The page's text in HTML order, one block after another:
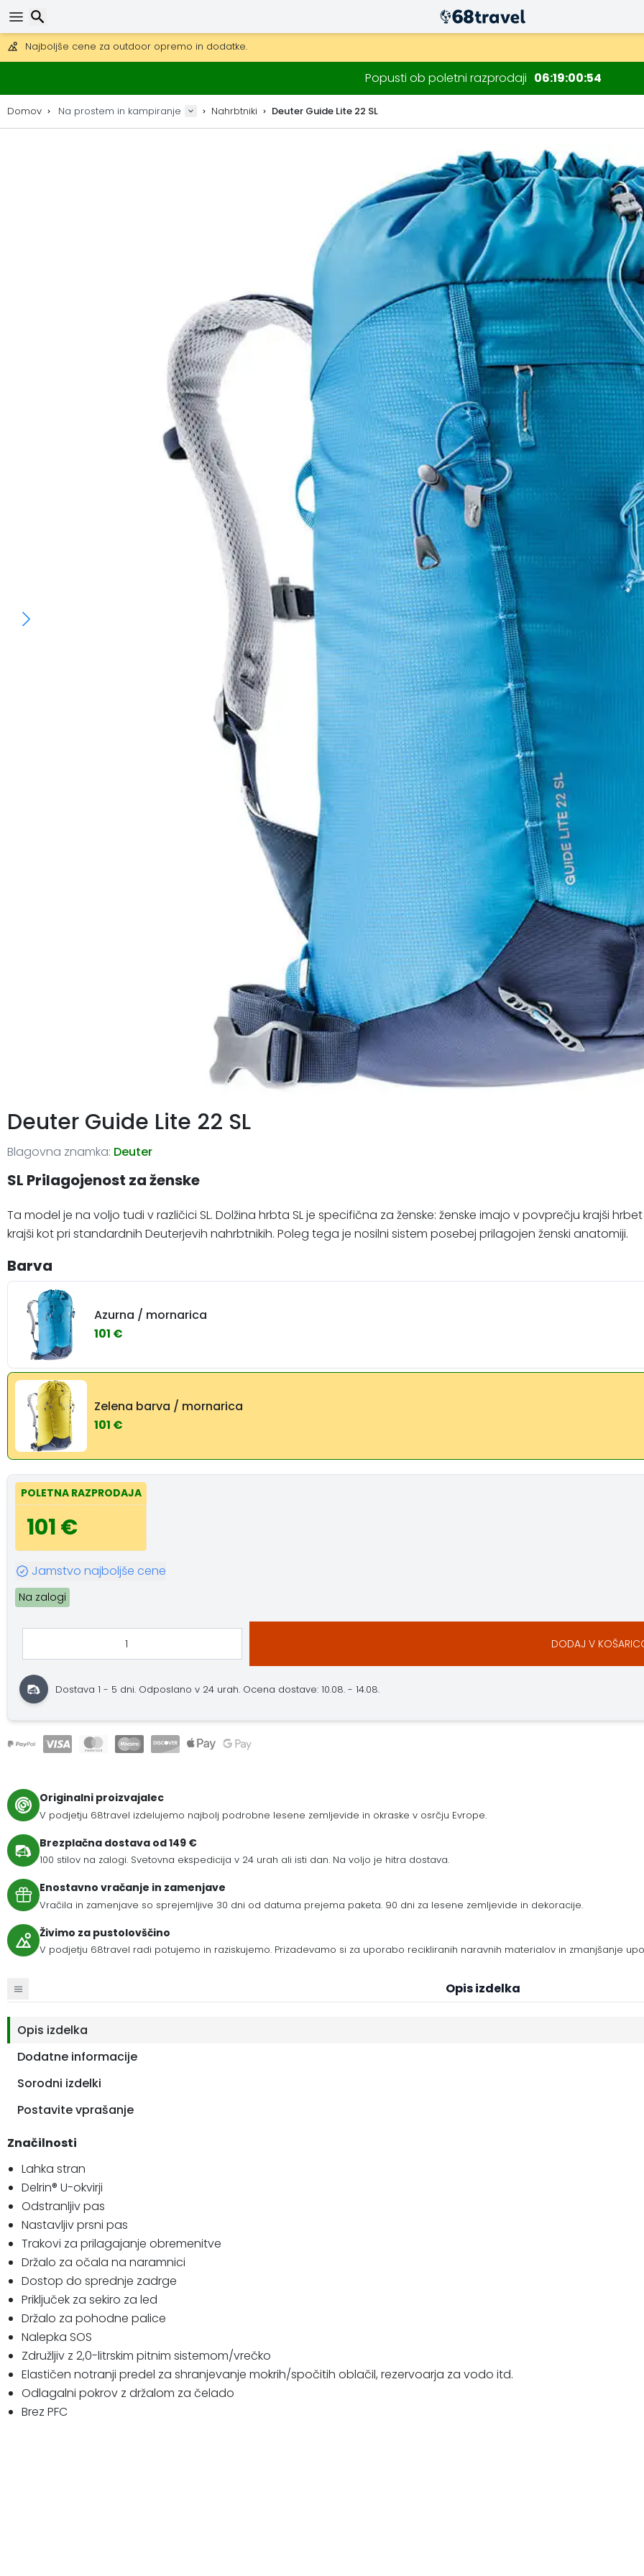
Na voljo je tudi DHL Express čez noč.
30 dni za vračilo, 90 dni za lesene zemljevide in dekoracije.
Najboljše cene za outdoor opremo in dodatke.
Popusti ob poletni razprodaji 06 19 00 53
Domov Na prostem in kampiranje Nahrbtniki Deuter Guide Lite 22 SL
Deuter Guide Lite 22 SL
Blagovna znamka: Deuter
SL Prilagojenost za ženske
Ta model je na voljo tudi v različici SL. Dolžina hrbta SL je specifična za ženske: ženske imajo v povprečju krajši
krajši kot pri standardnih Deuterjevih nahrbtnikih. Poleg tega je nosilni sistem posebej prilagojen ženski anatomiji.
Barva
Azurna / mornarica
101 €
Zelena barva / mornarica
101 €
POLETNA RAZPRODAJA
101 €
Jamstvo najboljše cene
Na zalogi
DODAJ V
Dostava 1 - 5 dni. Odposlano v 24 urah. Ocena dostave: 10.08. - 14.08.
Originalni proizvajalec
V podjetju 68travel izdelujemo najbolj podrobne lesene zemljevide in okraske v osrčju Evrope.
Brezplačna dostava od 149 €
100 stilov na zalogi. Svetovna ekspedicija v 24 urah ali isti dan. Na voljo je hitra dostava.
Enostavno vračanje in zamenjave
Vračila in zamenjave so sprejemljive 30 dni od datuma prejema paketa. 90 dni za lesene zemljevide in dekoracije.
Živimo za pustolovščino
V podjetju 68travel radi potujemo in raziskujemo. Prizadevamo si za uporabo recikliranih naravnih materialov in zmanjšanje
Opis izdelka
Opis izdelka
Dodatne informacije
Sorodni izdelki
Postavite vprašanje
Značilnosti
Lahka stran
Delrin® U-okvirji
Odstranljiv pas
Nastavljiv prsni pas
Trakovi za prilagajanje obremenitve
Držalo za očala na naramnici
Dostop do sprednje zadrge
Priključek za sekiro za led
Držalo za pohodne palice
Nalepka SOS
Združljiv z 2,0-litrskim pitnim sistemom/vrečko
Elastičen notranji predel za shranjevanje mokrih/spočitih oblačil, rezervoarja za vodo itd.
Odlagalni pokrov z držalom za čelado
Brez PFC
Iskanje